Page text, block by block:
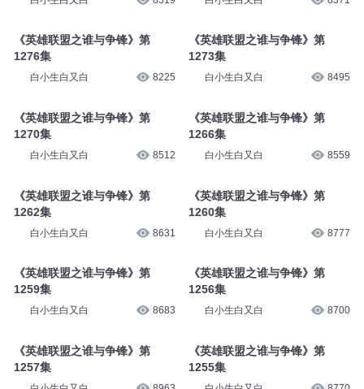
《英雄联盟之谁与争锋》第
1276集
白小生白又白 8225
《英雄联盟之谁与争锋》第
1270集
白小生白又白 8512
《英雄联盟之谁与争锋》第
1262集
白小生白又白 8631
《英雄联盟之谁与争锋》第
1259集
白小生白又白 8683
《英雄联盟之谁与争锋》第
1257集
《英雄联盟之谁与争锋》第
1273集
白小生白又白 8495
《英雄联盟之谁与争锋》第
1266集
白小生白又白 8559
《英雄联盟之谁与争锋》第
1260集
白小生白又白 8777
《英雄联盟之谁与争锋》第
1256集
白小生白又白 8700
《英雄联盟之谁与争锋》第
1255集